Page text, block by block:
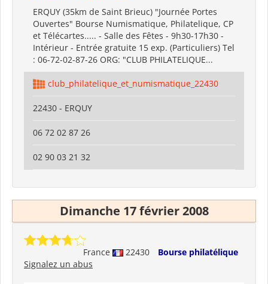
ERQUY (35km de Saint Brieuc) "Journée Portes
Ouvertes" Bourse Numismatique, Philatelique, CP
et Télécartes..... - Salle des Fêtes - 9h30-17h30 -
Intérieur - Entrée gratuite 15 exp. (Particuliers) Tel
: 06-72-02-87-26 ORG: "CLUB PHILATELIQUE...
club_philatelique_et_numismatique_22430
22430 - ERQUY
06 72 02 87 26
02 90 03 21 32
Dimanche 17 février 2008
France 22430
Bourse philatélique
Signalez un abus